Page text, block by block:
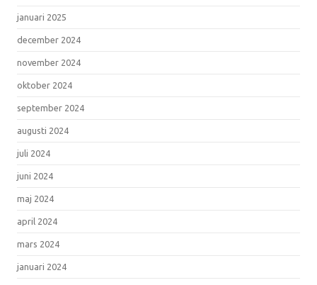
januari 2025
december 2024
november 2024
oktober 2024
september 2024
augusti 2024
juli 2024
juni 2024
maj 2024
april 2024
mars 2024
januari 2024